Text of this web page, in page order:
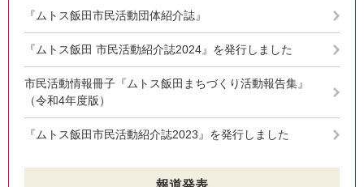
『ムトス飯田市民活動団体紹介誌』
『ムトス飯田 市民活動紹介誌2024』を発行しました
市民活動情報冊子『ムトス飯田まちづくり活動報告集』
（令和4年度版）
『ムトス飯田市民活動紹介誌2023』を発行しました